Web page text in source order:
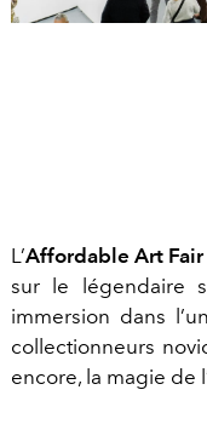
L’Affordable Art Fair
sur le légendaire
immersion dans
collectionneurs
encore, la magie de